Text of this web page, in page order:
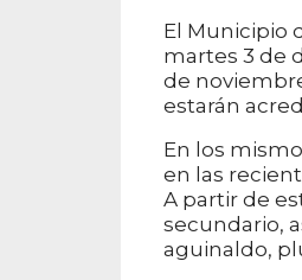
El Municipio
martes 3 de
de
estarán
En los
en las
A partir de
secundario,
aguinaldo,